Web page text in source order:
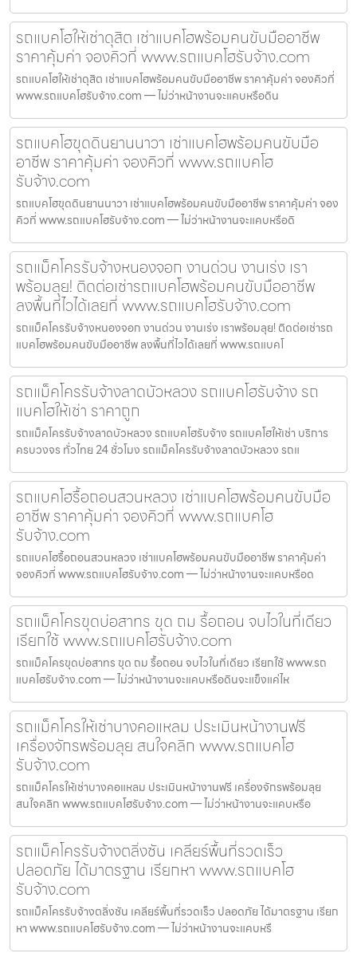
รถแบคโฮให้เช่าดุสิต เช่าแบคโฮพร้อมคนขับมืออาชีพ
ราคาคุ้มค่า จองคิวที่ www.รถแบคโฮรับจ้าง.com
รถแบคโฮให้เช่าดุสิต เช่าแบคโฮพร้อมคนขับมืออาชีพ ราคาคุ้มค่า จองคิวที่
www.รถแบคโฮรับจ้าง.com — ไม่ว่าหน้างานจะแคบหรือดิน
รถแบคโฮขุดดินยานนาวา เช่าแบคโฮพร้อมคนขับมือ
อาชีพ ราคาคุ้มค่า จองคิวที่ www.รถแบคโฮ
รับจ้าง.com
รถแบคโฮขุดดินยานนาวา เช่าแบคโฮพร้อมคนขับมืออาชีพ ราคาคุ้มค่า จอง
คิวที่ www.รถแบคโฮรับจ้าง.com — ไม่ว่าหน้างานจะแคบหรือดิ
รถแม็คโครรับจ้างหนองจอก งานด่วน งานเร่ง เรา
พร้อมลุย! ติดต่อเช่ารถแบคโฮพร้อมคนขับมืออาชีพ
ลงพื้นที่ไวได้เลยที่ www.รถแบคโฮรับจ้าง.com
รถแม็คโครรับจ้างหนองจอก งานด่วน งานเร่ง เราพร้อมลุย! ติดต่อเช่ารถ
แบคโฮพร้อมคนขับมืออาชีพ ลงพื้นที่ไวได้เลยที่ www.รถแบคโ
รถแม็คโครรับจ้างลาดบัวหลวง รถแบคโฮรับจ้าง รถ
แบคโฮให้เช่า ราคาถูก
รถแม็คโครรับจ้างลาดบัวหลวง รถแบคโฮรับจ้าง รถแบคโฮให้เช่า บริการ
ครบวงจร ทั่วไทย 24 ชั่วโมง รถแม็คโครรับจ้างลาดบัวหลวง รถแ
รถแบคโฮรื้อถอนสวนหลวง เช่าแบคโฮพร้อมคนขับมือ
อาชีพ ราคาคุ้มค่า จองคิวที่ www.รถแบคโฮ
รับจ้าง.com
รถแบคโฮรื้อถอนสวนหลวง เช่าแบคโฮพร้อมคนขับมืออาชีพ ราคาคุ้มค่า
จองคิวที่ www.รถแบคโฮรับจ้าง.com — ไม่ว่าหน้างานจะแคบหรือด
รถแม็คโครขุดบ่อสาทร ขุด ถม รื้อถอน จบไวในที่เดียว
เรียกใช้ www.รถแบคโฮรับจ้าง.com
รถแม็คโครขุดบ่อสาทร ขุด ถม รื้อถอน จบไวในที่เดียว เรียกใช้ www.รถ
แบคโฮรับจ้าง.com — ไม่ว่าหน้างานจะแคบหรือดินจะแข็งแค่ไห
รถแม็คโครให้เช่าบางคอแหลม ประเมินหน้างานฟรี
เครื่องจักรพร้อมลุย สนใจคลิก www.รถแบคโฮ
รับจ้าง.com
รถแม็คโครให้เช่าบางคอแหลม ประเมินหน้างานฟรี เครื่องจักรพร้อมลุย
สนใจคลิก www.รถแบคโฮรับจ้าง.com — ไม่ว่าหน้างานจะแคบหรือ
รถแม็คโครรับจ้างตลิ่งชัน เคลียร์พื้นที่รวดเร็ว
ปลอดภัย ได้มาตรฐาน เรียกหา www.รถแบคโฮ
รับจ้าง.com
รถแม็คโครรับจ้างตลิ่งชัน เคลียร์พื้นที่รวดเร็ว ปลอดภัย ได้มาตรฐาน เรียก
หา www.รถแบคโฮรับจ้าง.com — ไม่ว่าหน้างานจะแคบหรื